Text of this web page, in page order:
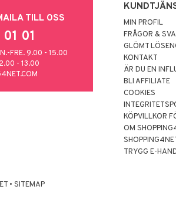
TILL OSS
01
FRE. 9.00 - 15.00
- 13.00
MIN PROFIL
FRÅGOR &
GLÖMT
KONTAKT
ÄR DU EN
BLI AFFILIATE
COOKIES
KÖPVILLKOR
OM
TRYGG E-
• SITEMAP